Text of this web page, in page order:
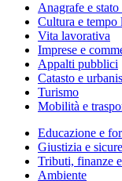
Anagrafe e
Cultura e tempo
Vita lavorativa
Imprese e
Appalti pubblici
Catasto e
Turismo
Mobilità e
Educazione e
Giustizia e
Tributi, finanze
Ambiente